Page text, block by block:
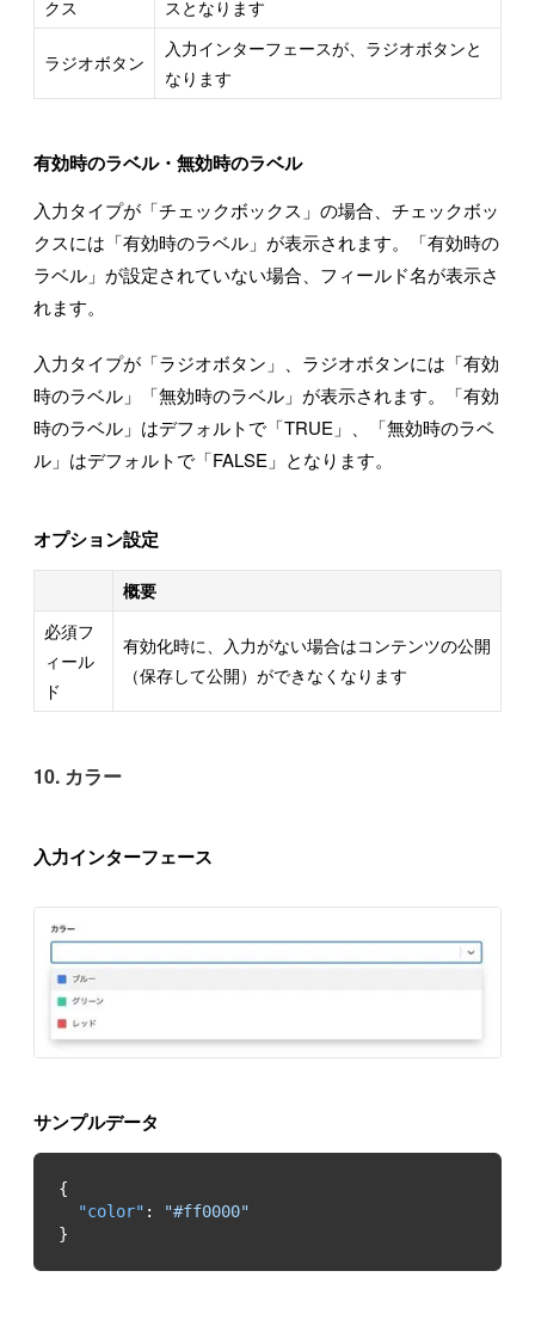
クス
スとなります
ラジオボタン
入力インターフェースが、ラジオボタンと
なります
有効時のラベル・無効時のラベル
入力タイプが「チェックボックス」の場合、チェックボッ
クスには「有効時のラベル」が表示されます。「有効時の
ラベル」が設定されていない場合、フィールド名が表示さ
れます。
入力タイプが「ラジオボタン」、ラジオボタンには「有効
時のラベル」「無効時のラベル」が表示されます。「有効
時のラベル」はデフォルトで「TRUE」、「無効時のラベ
ル」はデフォルトで「FALSE」となります。
オプション設定
概要
必須フ
ィール
ド
有効化時に、入力がない場合はコンテンツの公開
（保存して公開）ができなくなります
10. カラー
入力インターフェース
サンプルデータ
"color" :
"#ff0000"
}